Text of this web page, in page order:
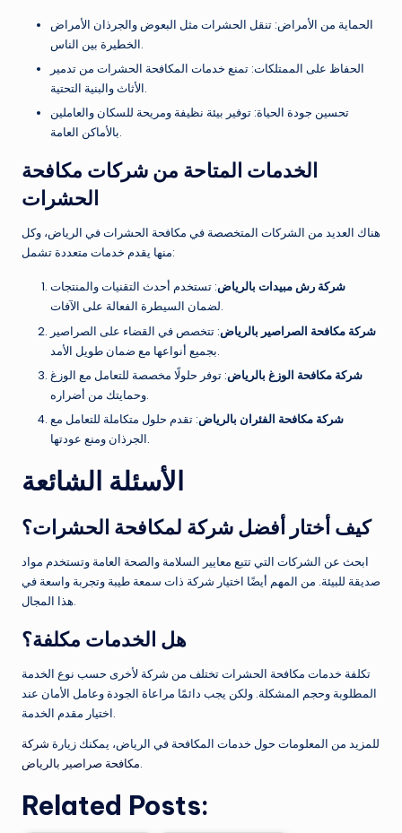
الحماية من الأمراض: تنقل الحشرات مثل البعوض والجرذان الأمراض
الخطيرة بين الناس.
الحفاظ على الممتلكات: تمنع خدمات المكافحة الحشرات من تدمير
الأثاث والبنية التحتية.
تحسين جودة الحياة: توفير بيئة نظيفة ومريحة للسكان والعاملين
بالأماكن العامة.
الخدمات المتاحة من شركات مكافحة
الحشرات
هناك العديد من الشركات المتخصصة في مكافحة الحشرات في الرياض، وكل
منها يقدم خدمات متعددة تشمل:
شركة رش مبيدات بالرياض: تستخدم أحدث التقنيات والمنتجات
لضمان السيطرة الفعالة على الآفات.
شركة مكافحة الصراصير بالرياض: تتخصص في القضاء على الصراصير
بجميع أنواعها مع ضمان طويل الأمد.
شركة مكافحة الوزغ بالرياض: توفر حلولًا مخصصة للتعامل مع الوزغ
وحمايتك من أضراره.
شركة مكافحة الفئران بالرياض: تقدم حلول متكاملة للتعامل مع
الجرذان ومنع عودتها.
الأسئلة الشائعة
كيف أختار أفضل شركة لمكافحة الحشرات؟
ابحث عن الشركات التي تتبع معايير السلامة والصحة العامة وتستخدم مواد
صديقة للبيئة. من المهم أيضًا اختيار شركة ذات سمعة طيبة وتجربة واسعة في
هذا المجال.
هل الخدمات مكلفة؟
تكلفة خدمات مكافحة الحشرات تختلف من شركة لأخرى حسب نوع الخدمة
المطلوبة وحجم المشكلة. ولكن يجب دائمًا مراعاة الجودة وعامل الأمان عند
اختيار مقدم الخدمة.
للمزيد من المعلومات حول خدمات المكافحة في الرياض، يمكنك زيارة شركة
مكافحة صراصير بالرياض.
Related Posts: